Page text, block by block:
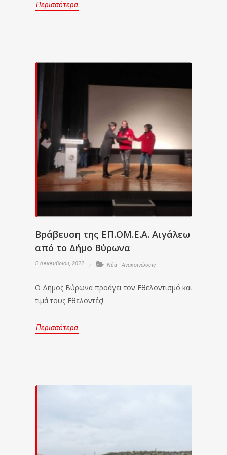
Περισσότερα
Βράβευση της ΕΠ.ΟΜ.Ε.Α. Αιγάλεω
από το Δήμο Βύρωνα
5 Δεκεμβρίου, 2022 Νέα - Ανακοινώσεις
Ο Δήμος Βύρωνα προάγει τον Εθελοντισμό και
τιμά τους Εθελοντές!
Περισσότερα